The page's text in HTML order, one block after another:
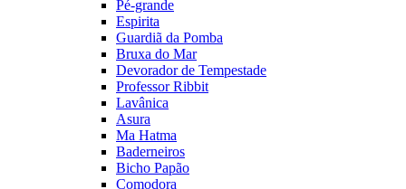
Pé-grande
Espirita
Guardiã da Pomba
Bruxa do Mar
Devorador de Tempestade
Professor Ribbit
Lavânica
Asura
Ma Hatma
Baderneiros
Bicho Papão
Comodora